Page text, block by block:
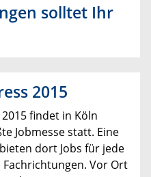
solltet Ihr
2015
findet in Köln
Jobmesse statt. Eine
dort Jobs für jede
Vor Ort